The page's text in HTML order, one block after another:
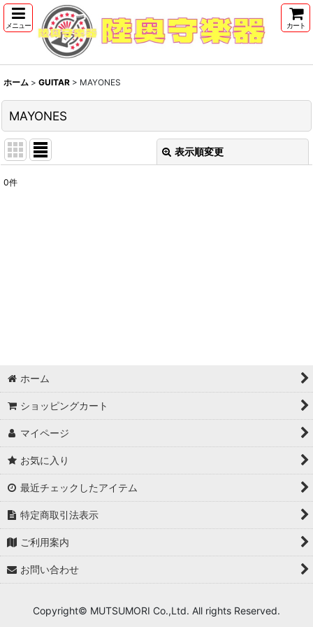
メニュー カート
ホーム > GUITAR > MAYONES
MAYONES
表示順変更
0件
ホーム
ショッピングカート
マイページ
お気に入り
最近チェックしたアイテム
特定商取引法表示
ご利用案内
お問い合わせ
Copyright© MUTSUMORI Co.,Ltd. All rights Reserved.